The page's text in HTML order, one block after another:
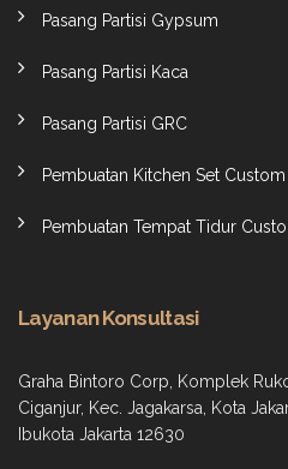
Pasang Partisi Gypsum
Pasang Partisi Kaca
Pasang Partisi GRC
Pembuatan Kitchen Set Custom
Pembuatan Tempat Tidur
Layanan Konsultasi
Graha Bintoro Corp, Komplek
Ciganjur, Kec. Jagakarsa, Kota
Ibukota Jakarta 12630